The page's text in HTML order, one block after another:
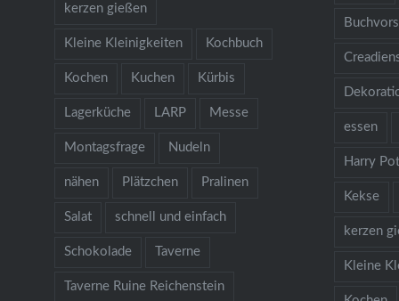
kerzen gießen
Kleine Kleinigkeiten Kochbuch
Kochen Kuchen Kürbis
Lagerküche LARP Messe
Montagsfrage Nudeln
nähen Plätzchen Pralinen
Salat schnell und einfach
Schokolade Taverne
Taverne Ruine Reichenstein
essen
Harry
Kekse
kerzen
Kleine